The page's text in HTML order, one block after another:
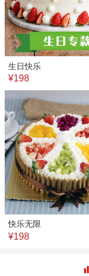
生日快乐
¥198
快乐无限
¥198